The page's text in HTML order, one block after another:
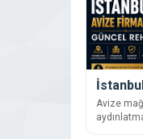
İstanbul
Avize